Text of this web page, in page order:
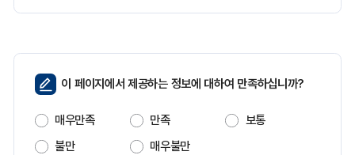
페
이
지
만
족
이 페이지에서 제공하는 정보에 대하여 만족하십니까?
매우만족 만족
보통
불만
매우불만